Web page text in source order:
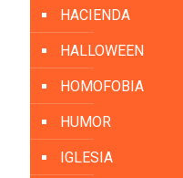
HACIENDA
HALLOWEEN
HOMOFOBIA
HUMOR
IGLESIA